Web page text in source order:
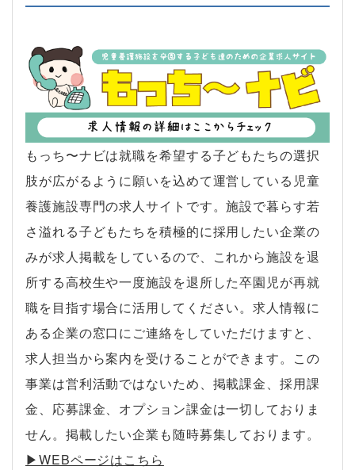
もっち〜ナビは就職を希望する子どもたちの選択
肢が広がるように願いを込めて運営している児童
養護施設専門の求人サイトです。施設で暮らす若
さ溢れる子どもたちを積極的に採用したい企業の
みが求人掲載をしているので、これから施設を退
所する高校生や一度施設を退所した卒園児が再就
職を目指す場合に活用してください。求人情報に
ある企業の窓口にご連絡をしていただけますと、
求人担当から案内を受けることができます。この
事業は営利活動ではないため、掲載課金、採用課
金、応募課金、オプション課金は一切しておりま
せん。掲載したい企業も随時募集しております。
▶︎WEBページはこちら